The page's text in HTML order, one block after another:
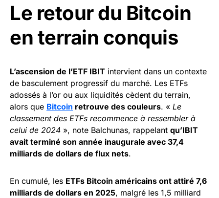
Le retour du Bitcoin
en terrain conquis
L’ascension de l’ETF IBIT intervient dans un contexte
de basculement progressif du marché. Les ETFs
adossés à l’or ou aux liquidités cèdent du terrain,
alors que Bitcoin retrouve des couleurs. « Le
classement des ETFs recommence à ressembler à
celui de 2024 », note Balchunas, rappelant qu’IBIT
avait terminé son année inaugurale avec 37,4
milliards de dollars de flux nets.
En cumulé, les ETFs Bitcoin américains ont attiré 7,6
milliards de dollars en 2025, malgré les 1,5 milliard